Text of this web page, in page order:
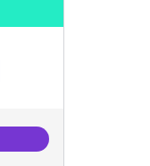
definida